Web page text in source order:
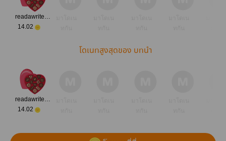
readawriteofficer
14.02
โดเนทสูงสุดของ บทนำ
readawriteofficer
14.02